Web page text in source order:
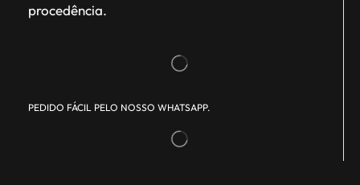
procedência.
PEDIDO FÁCIL PELO NOSSO WHATSAPP.